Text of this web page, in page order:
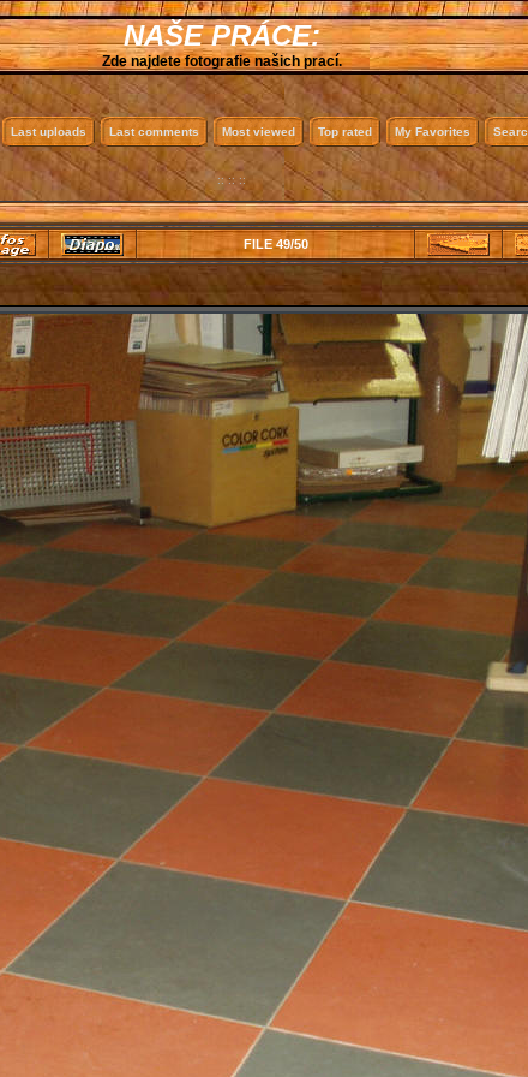
NAŠE PRÁCE:
Zde najdete fotografie našich prací.
Last uploads Last comments Most viewed Top rated My Favorites
:: :: ::
FILE 49/50